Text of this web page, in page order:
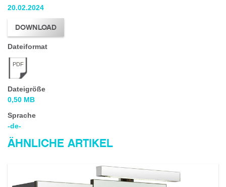
20.02.2024
DOWNLOAD
Dateiformat
PDF
Dateigröße
0,50 MB
Sprache
-de-
ÄHNLICHE ARTIKEL